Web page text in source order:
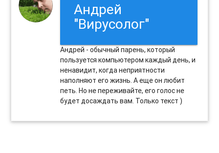
Андрей
"Вирусолог"
Андрей - обычный парень, который
пользуется компьютером каждый день, и
ненавидит, когда неприятности
наполняют его жизнь. А еще он любит
петь. Но не переживайте, его голос не
будет досаждать вам. Только текст )